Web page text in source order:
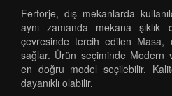
Ferforje, dış mekanlarda
aynı zamanda mekana
çevresinde tercih edilen Masa,
sağlar. Ürün seçiminde Modern
en doğru model seçilebilir.
dayanıklı olabilir.